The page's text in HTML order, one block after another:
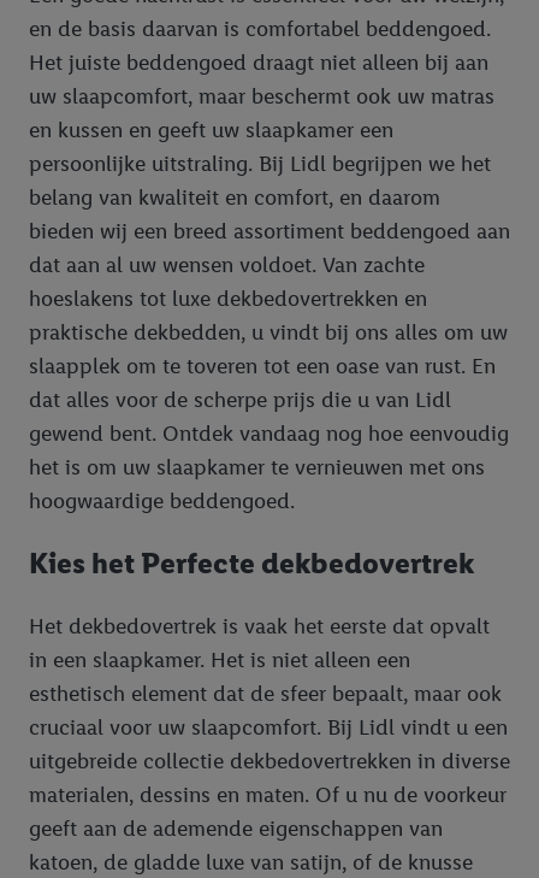
en de basis daarvan is comfortabel beddengoed.
Het juiste beddengoed draagt niet alleen bij aan
uw slaapcomfort, maar beschermt ook uw matras
en kussen en geeft uw slaapkamer een
persoonlijke uitstraling. Bij Lidl begrijpen we het
belang van kwaliteit en comfort, en daarom
bieden wij een breed assortiment beddengoed aan
dat aan al uw wensen voldoet. Van zachte
hoeslakens tot luxe dekbedovertrekken en
praktische dekbedden, u vindt bij ons alles om uw
slaapplek om te toveren tot een oase van rust. En
dat alles voor de scherpe prijs die u van Lidl
gewend bent. Ontdek vandaag nog hoe eenvoudig
het is om uw slaapkamer te vernieuwen met ons
hoogwaardige beddengoed.
Kies het Perfecte dekbedovertrek
Het dekbedovertrek is vaak het eerste dat opvalt
in een slaapkamer. Het is niet alleen een
esthetisch element dat de sfeer bepaalt, maar ook
cruciaal voor uw slaapcomfort. Bij Lidl vindt u een
uitgebreide collectie dekbedovertrekken in diverse
materialen, dessins en maten. Of u nu de voorkeur
geeft aan de ademende eigenschappen van
katoen, de gladde luxe van satijn, of de knusse